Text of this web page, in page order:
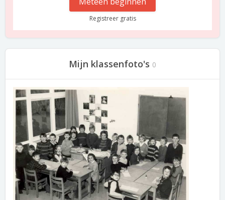
Registreer gratis
Mijn klassenfoto's 0